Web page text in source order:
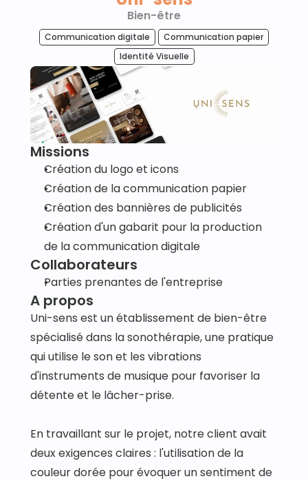
Bien-être
Communication digitale
Communication papier
Identité Visuelle
Missions
Création du logo et icons
Création de la communication papier
Création des bannières de publicités
Création d'un gabarit pour la production
de la communication digitale
Collaborateurs
Parties prenantes de l'entreprise
A propos
Uni-sens est un établissement de bien-être
spécialisé dans la sonothérapie, une pratique
qui utilise le son et les vibrations
d'instruments de musique pour favoriser la
détente et le lâcher-prise.
En travaillant sur le projet, notre client avait
deux exigences claires : l'utilisation de la
couleur dorée pour évoquer un sentiment de